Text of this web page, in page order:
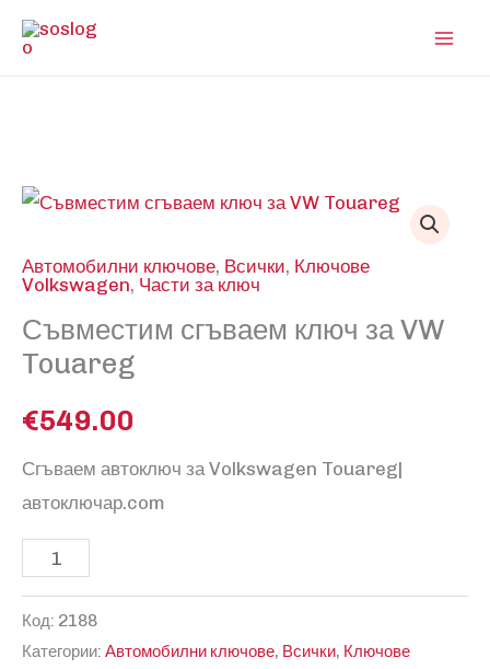
Skip
Автомобилни ключове, Всички, Ключове
Volkswagen, Части за ключ
Съвместим сгъваем ключ за VW
Touareg
€549.00
Сгъваем автоключ за Volkswagen Touareg|
автоключар.com
количество
Съвместим
сгъваем
Код: 2188
Категории: Автомобилни ключове, Всички, Ключове